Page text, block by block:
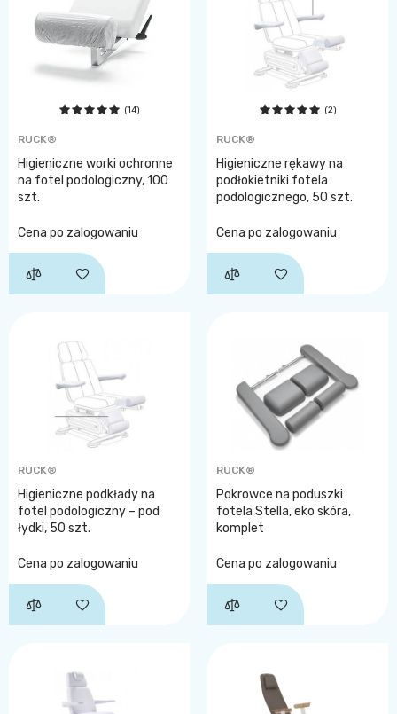
(14)
RUCK®
Higieniczne worki ochronne
na fotel podologiczny, 100
szt.
Cena po zalogowaniu
(2)
RUCK®
Higieniczne rękawy na
podłokietniki fotela
podologicznego, 50 szt.
Cena po zalogowaniu
RUCK®
Higieniczne podkłady na
fotel podologiczny – pod
łydki, 50 szt.
Cena po zalogowaniu
RUCK®
Pokrowce na poduszki
fotela Stella, eko skóra,
komplet
Cena po zalogowaniu